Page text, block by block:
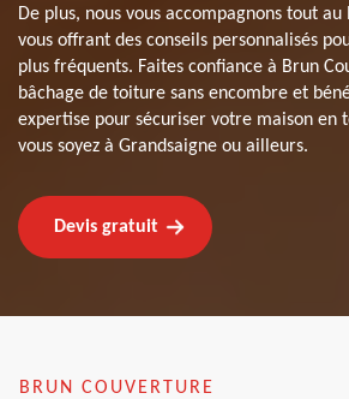
De plus, nous vous accompagnons tout au
vous offrant des conseils personnalisés
plus fréquents. Faites confiance à Brun
bâchage de toiture sans encombre et
expertise pour sécuriser votre maison en
vous soyez à Grandsaigne ou ailleurs.
Devis gratuit
BRUN COUVERTURE